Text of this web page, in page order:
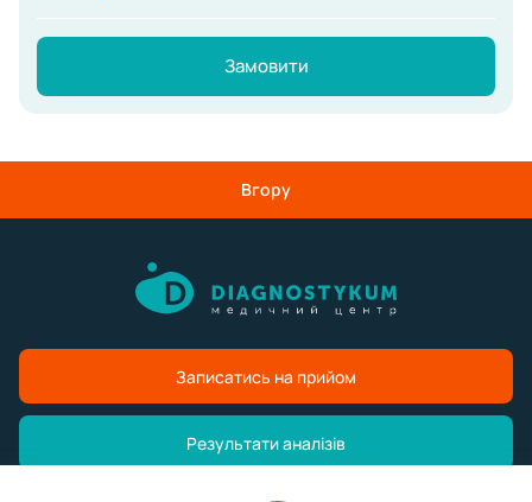
Замовити
Вгору
Записатись на прийом
Результати аналізів